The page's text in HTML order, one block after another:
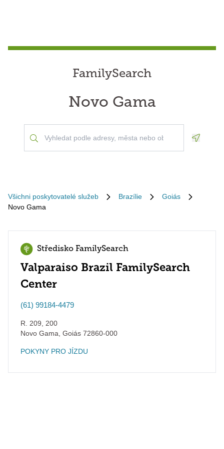
FamilySearch
Novo Gama
Všichni poskytovatelé služeb Brazílie
Goiás
Novo Gama
Středisko FamilySearch
Valparaiso Brazil FamilySearch
Center
(61) 99184-4479
R. 209, 200
Novo Gama Goiás 72860-000
POKYNY PRO JÍZDU